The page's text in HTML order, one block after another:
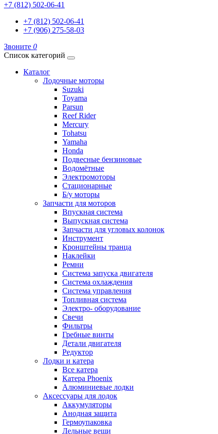
+7 (812) 502-06-41
+7 (812) 502-06-41
+7 (906) 275-58-03
Звоните 0
Список категорий
Каталог
Лодочные моторы
Suzuki
Toyama
Parsun
Reef Rider
Mercury
Tohatsu
Yamaha
Honda
Подвесные бензиновые
Водомётные
Электромоторы
Стационарные
Б/у моторы
Запчасти для моторов
Впускная система
Выпускная система
Запчасти для угловых колонок
Инструмент
Кронштейны транца
Наклейки
Ремни
Система запуска двигателя
Система охлаждения
Система управления
Топливная система
Электро- оборудование
Свечи
Фильтры
Гребные винты
Детали двигателя
Редуктор
Лодки и катера
Все катера
Катера Phoenix
Алюминиевые лодки
Аксессуары для лодок
Аккумуляторы
Анодная защита
Гермоупаковка
Дельные вещи